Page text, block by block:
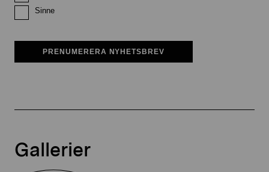
Sinne
PRENUMERERA NYHETSBREV
Gallerier